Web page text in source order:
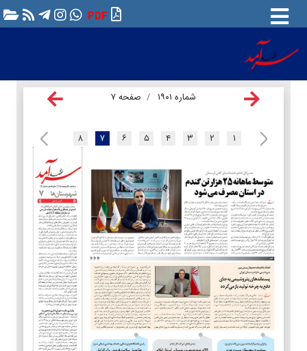
PDF
شماره ۱۹۰۱ صفحه ۷
۱ ۲ ۳ ۴ ۵ ۶ ۷ ۸